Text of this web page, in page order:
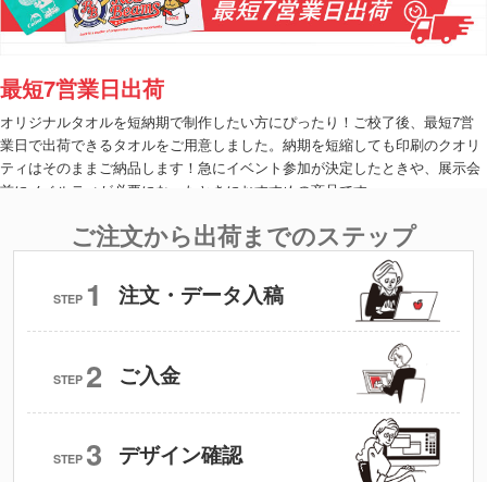
最短7営業日出荷
オリジナルタオルを短納期で制作したい方にぴったり！ご校了後、最短7営
業日で出荷できるタオルをご用意しました。納期を短縮しても印刷のクオリ
ティはそのままご納品します！急にイベント参加が決定したときや、展示会
前にノベルティが必要になったときにおすすめの商品です。
ご注文から出荷までのステップ
STEP 1 注文・データ入稿
STEP 2 ご入金
STEP 3 デザイン確認